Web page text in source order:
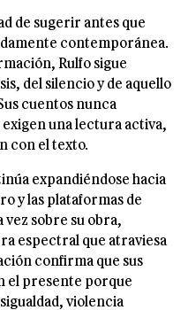
de sugerir antes que
contemporánea.
Rulfo sigue
del silencio y de aquello
cuentos nunca
una lectura activa,
con el texto.
expandiéndose hacia
y las plataformas de
sobre su obra,
espectral que atraviesa
confirma que sus
el presente porque
violencia